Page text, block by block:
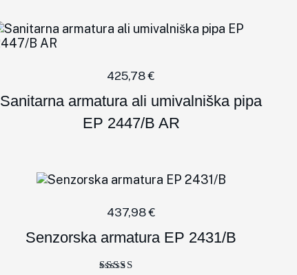
425,78€
Sanitarna armatura ali umivalniška pipa
EP 2447/B AR
437,98€
Senzorska armatura EP 2431/B